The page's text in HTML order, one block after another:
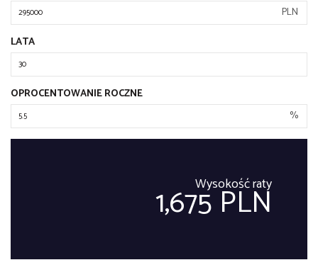
PLN
LATA
OPROCENTOWANIE ROCZNE
%
Wysokość raty
1,675 PLN